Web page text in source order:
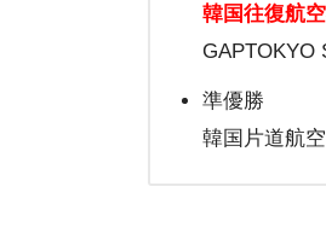
韓国往復航
GAPTOKYO
準優勝
韓国片道航